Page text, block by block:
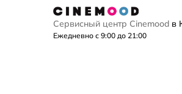
Сервисный центр Cinemood в
Ежедневно с 9:00 до 21:00